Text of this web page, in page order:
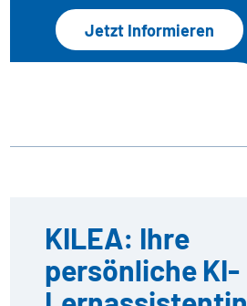
Jetzt Informieren
KILEA: Ihre
persönliche KI-